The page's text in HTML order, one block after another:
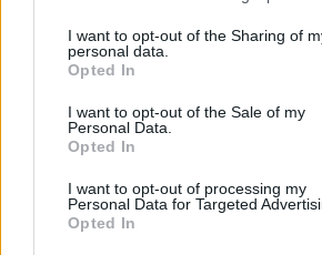
not limited to your visit or usage
grant or deny consent to Google and its
use your data for below specified
consent section.
I want to opt-out of the Sharing of
personal data.
Opted In
I want to opt-out of the Sale of my
Personal Data.
Opted In
I want to opt-out of processing my
Personal Data for Targeted
Opted In
Giovannimaria Cabras
Invia un Comunicato Stampa